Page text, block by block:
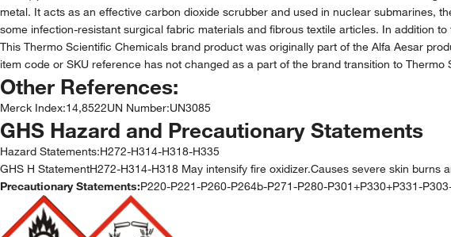
metal. It acts as an effective carbon dioxide scrubber and used in nuclear submarines,
some infection-resistant surgical fabric materials and fibrous textile articles. In addition
This Thermo Scientific Chemicals brand product was originally part of the Alfa Aesar
item code or SKU reference has not changed as a part of the brand transition to Thermo
Other References:
Merck Index:14,8522UN Number:UN3085
GHS Hazard and Precautionary Statements
Hazard Statements:H272-H314-H318-H335
GHS H StatementH272-H314-H318 May intensify fire oxidizer.Causes severe skin burns
Precautionary Statements:P220-P221-P260-P264b-P271-P280-P301+P330+P331-